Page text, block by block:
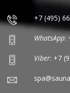
+7 (495)
WhatsApp:
Viber: +7